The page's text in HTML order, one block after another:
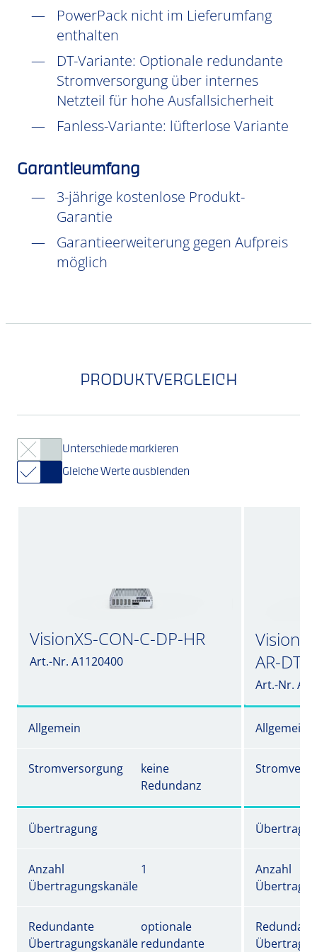
PowerPack nicht im Lieferumfang
enthalten
DT-Variante: Optionale redundante
Stromversorgung über internes
Netzteil für hohe Ausfallsicherheit
Fanless-Variante: lüfterlose Variante
Garantieumfang
3-jährige kostenlose Produkt-
Garantie
Garantieerweiterung gegen Aufpreis
möglich
PRODUKTVERGLEICH
Unterschiede markieren
Gleiche Werte ausblenden
VisionXS-CON-C-DP-HR
Art.-Nr. A1120400
AR-DT
Art.-Nr.
Allgemein Allgemein
Stromversorgung
keine
Redundanz
Übertragung
Anzahl
Übertragungskanäle
1
Anzahl
Redundante
Übertragungskanäle
optionale
redundante